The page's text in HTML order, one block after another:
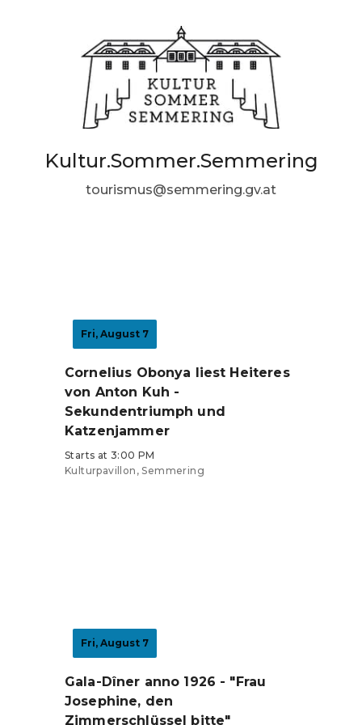
Kultur.Sommer.Semmering
tourismus@semmering.gv.at
Fri, August 7
Cornelius Obonya liest Heiteres
von Anton Kuh -
Sekundentriumph und
Katzenjammer
Starts at 3:00 PM
Kulturpavillon, Semmering
Fri, August 7
Gala-Dîner anno 1926 - "Frau
Josephine, den
Zimmerschlüssel bitte"